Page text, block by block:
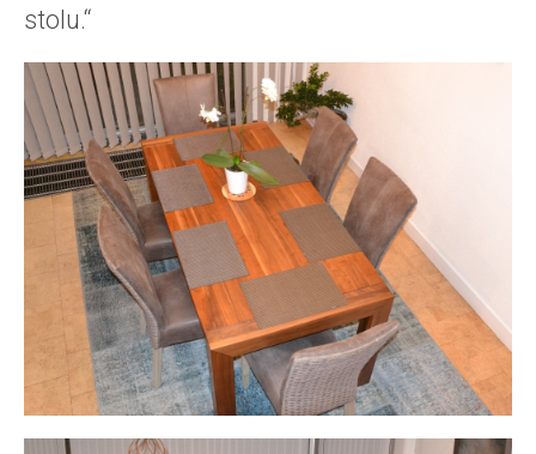
stolu.“